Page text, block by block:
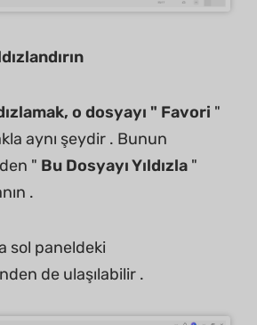
o dosyayı " Favori "
aynı şeydir . Bunun
" Bu Dosyayı Yıldızla "
.
sol paneldeki
de ulaşılabilir .